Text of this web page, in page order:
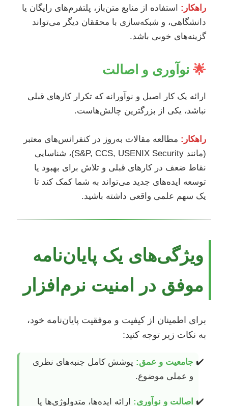
راهکار: استفاده از منابع متن‌باز، پلتفرم‌های رایگان یا
دانشگاهی، و شبکه‌سازی با محققان دیگر می‌تواند
گزینه‌های خوبی باشد.
🌟 نوآوری و اصالت
ارائه یک کار اصیل و نوآورانه که تکرار کارهای قبلی
نباشد، یکی از بزرگترین چالش‌هاست.
راهکار: مطالعه مقالات به‌روز در کنفرانس‌های معتبر
(مانند S&P, CCS, USENIX Security)، شناسایی
نقاط ضعف در کارهای قبلی و تلاش برای بهبود یا
توسعه ایده‌های جدید می‌تواند به شما کمک کند تا
یک سهم علمی واقعی داشته باشید.
ویژگی‌های یک پایان‌نامه
موفق در امنیت نرم‌افزار
برای اطمینان از کیفیت و موفقیت پایان‌نامه خود،
به نکات زیر توجه کنید:
جامعیت و عمق: پوشش کامل جنبه‌های نظری
و عملی موضوع.
اصالت و نوآوری: ارائه ایده‌ها، متدولوژی‌ها یا